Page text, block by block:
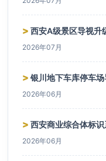
> 西安A级景区导视升
2026年07月
> 银川地下车库停车场
2026年06月
> 西安商业综合体标识
2026年06月